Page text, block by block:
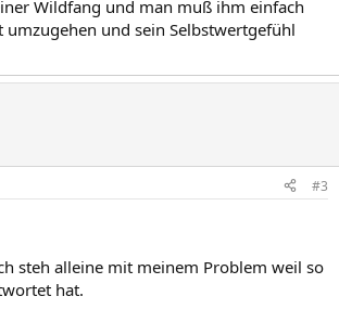
Wildfang und man muß ihm einfach
und sein Selbstwertgefühl
#3
steh alleine mit meinem Problem weil so
hat.